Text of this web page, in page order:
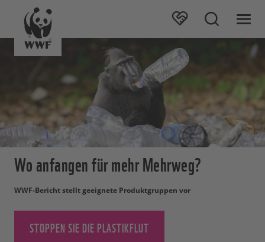
Wo anfangen für mehr Mehrweg?
WWF-Bericht stellt geeignete Produktgruppen vor
STOPPEN SIE DIE PLASTIKFLUT